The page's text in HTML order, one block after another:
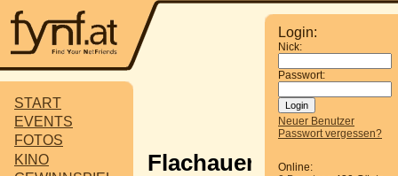
START
EVENTS
FOTOS
KINO
Login:
Nick:
Passwort:
Neuer Benutzer
Passwort vergessen?
Online:
Flachauer